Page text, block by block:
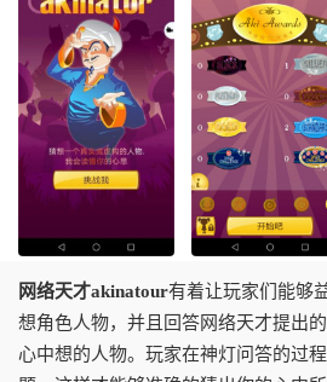
网络天才akinatour有着让玩家们能够
想角色人物，并且回答网络天才提出
心中想的人物。玩家在神灯问答的过